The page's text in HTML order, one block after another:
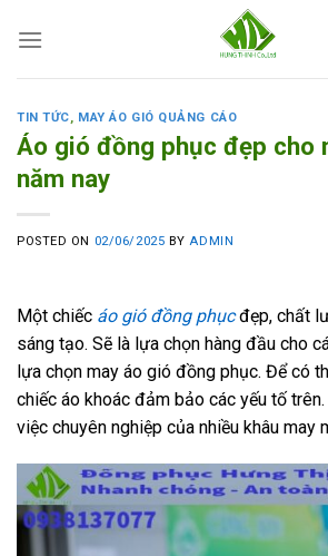
TIN TỨC, MAY ÁO GIÓ QUẢNG CÁO
Áo gió đồng phục đẹp cho
năm nay
POSTED ON 02/06/2025 BY ADMIN
Một chiếc áo gió đồng phụcđẹp, chất
sáng tạo. Sẽ là lựa chọn hàng đầu cho
lựa chọn may áo gió đồng phục. Để có
chiếc áo khoác đảm bảo các yếu tố
việc chuyên nghiệp của nhiều khâu may